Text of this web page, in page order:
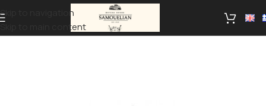
Skip to navigation
Skip to main content